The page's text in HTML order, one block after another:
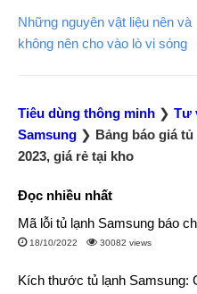
Những nguyên vật liệu nên và
không nên cho vào lò vi sóng
Tiêu dùng thông minh ❯ Tư
Samsung ❯ Bảng báo giá
2023, giá rẻ tại kho
Đọc nhiều nhất
Mã lỗi tủ lạnh Samsung báo
18/10/2022 30082 views
Kích thước tủ lạnh Samsung: